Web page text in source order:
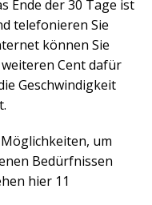
Ende der 30 Tage ist
telefonieren Sie
können Sie
Cent dafür
Geschwindigkeit
um
Bedürfnissen
hier 11